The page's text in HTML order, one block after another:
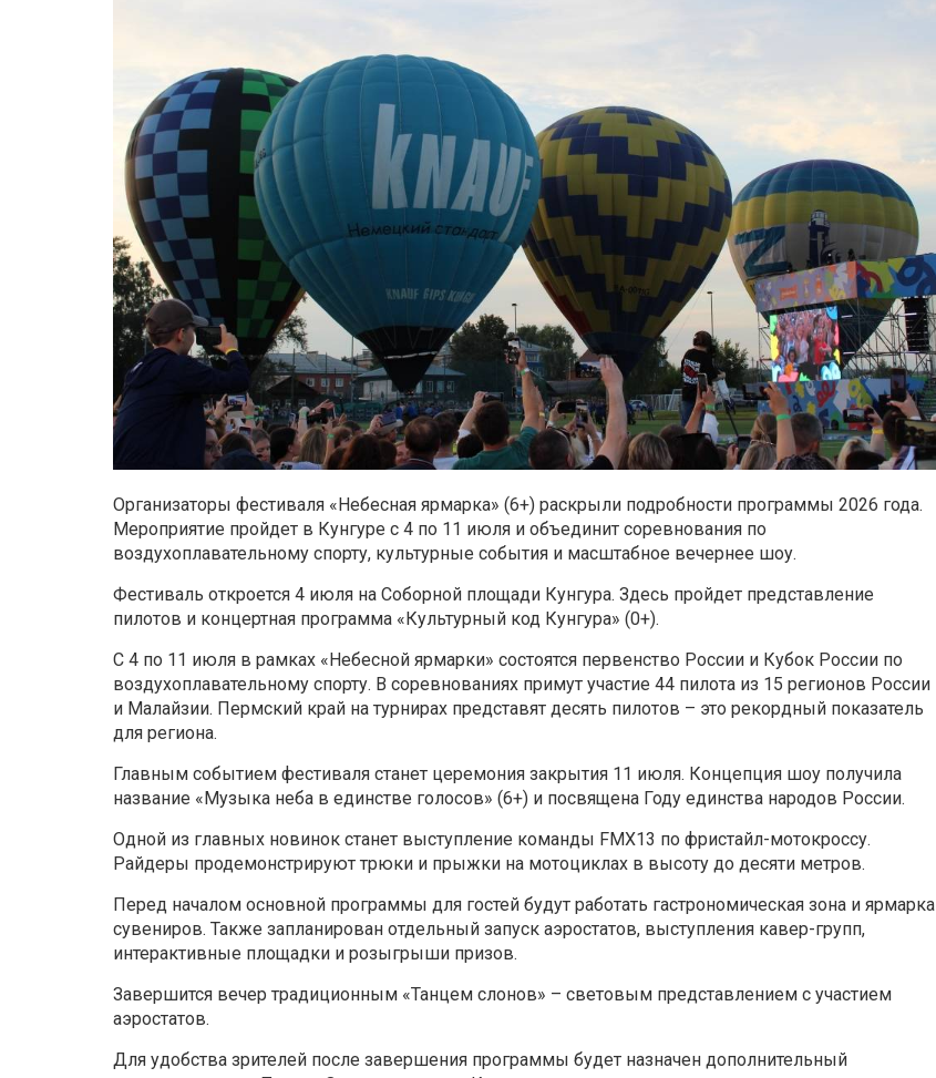
Организаторы фестиваля «Небесная ярмарка» (6+) раскрыли подробности программы 2026 года.
Мероприятие пройдет в Кунгуре с 4 по 11 июля и объединит соревнования по
воздухоплавательному спорту, культурные события и масштабное вечернее шоу.
Фестиваль откроется 4 июля на Соборной площади Кунгура. Здесь пройдет представление
пилотов и концертная программа «Культурный код Кунгура» (0+).
С 4 по 11 июля в рамках «Небесной ярмарки» состоятся первенство России и Кубок России по
воздухоплавательному спорту. В соревнованиях примут участие 44 пилота из 15 регионов России
и Малайзии. Пермский край на турнирах представят десять пилотов – это рекордный показатель
для региона.
Главным событием фестиваля станет церемония закрытия 11 июля. Концепция шоу получила
название «Музыка неба в единстве голосов» (6+) и посвящена Году единства народов России.
Одной из главных новинок станет выступление команды FMX13 по фристайл-мотокроссу.
Райдеры продемонстрируют трюки и прыжки на мотоциклах в высоту до десяти метров.
Перед началом основной программы для гостей будут работать гастрономическая зона и ярмарка
сувениров. Также запланирован отдельный запуск аэростатов, выступления кавер-групп,
интерактивные площадки и розыгрыши призов.
Завершится вечер традиционным «Танцем слонов» – световым представлением с участием
аэростатов.
Для удобства зрителей после завершения программы будет назначен дополнительный